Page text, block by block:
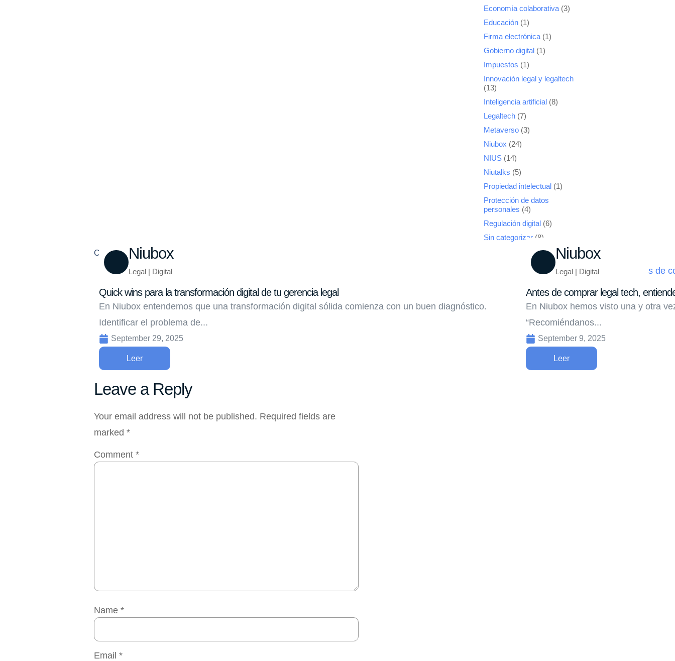
Economía colaborativa (3)
Educación (1)
Firma electrónica (1)
Gobierno digital (1)
Impuestos (1)
Innovación legal y legaltech
(13)
Inteligencia artificial (8)
Legaltech (7)
Metaverso (3)
Niubox (24)
NIUS (14)
Niutalks (5)
Propiedad intelectual (1)
Protección de datos
personales (4)
Regulación digital (6)
Sin categorizar (8)
Compartir Niubox
Legal | Digital
Quick wins para la transformación digital de tu gerencia legal
En Niubox entendemos que una transformación digital sólida comienza con un buen diagnóstico.
Identificar el problema de...
September 29, 2025
Leer
Niubox
Legal | Digital
Antes de comprar legal tech,
En Niubox hemos visto una y otra
“Recomiéndanos...
September 9, 2025
Leer
Leave a Reply
Your email address will not be published. Required fields are
marked *
Comment *
Name *
Email *